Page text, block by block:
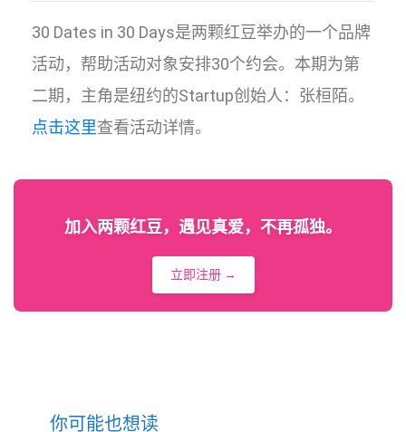
30 Dates in 30 Days是两颗红豆举办的一个品牌
活动，帮助活动对象安排30个约会。本期为第
二期，主角是纽约的Startup创始人：张桓陌。
点击这里查看活动详情。
加入两颗红豆，遇见真爱，不再孤独。
立即注册 →
你可能也想读